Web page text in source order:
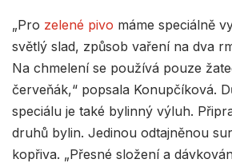
„Pro zelené pivo máme speciálně
světlý slad, způsob vaření na dva
Na chmelení se používá pouze
červeňák,“ popsala Konupčíková.
speciálu je také bylinný výluh.
druhů bylin. Jedinou odtajněnou
kopřiva. „Přesné složení a